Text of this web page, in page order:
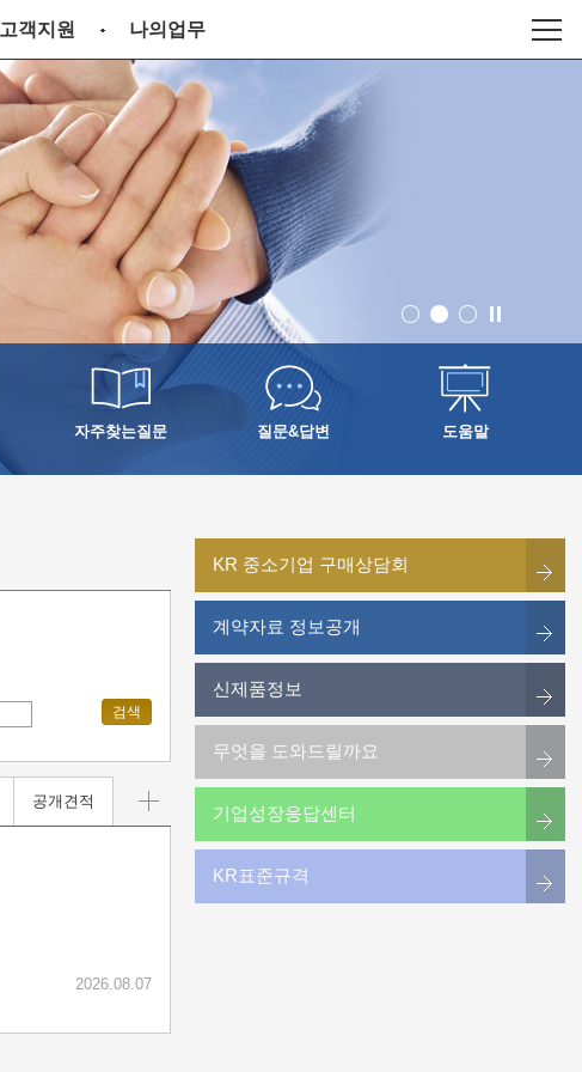
고객지원 나의업무
번
번
째
지
번
째
미
지
자주찾는질문 질문&답변 도움말
검색
공개견적
2026.08.07
KR 중소기업 구매상담회
계약자료 정보공개
신제품정보
무엇을 도와드릴까요
기업성장응답센터
KR표준규격